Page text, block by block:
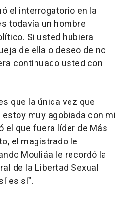
el interrogatorio en la
todavía un hombre
Si usted hubiera
de ella o deseo de no
continuado usted con
que la única vez que
estoy muy agobiada con mi
el que fuera líder de Más
el magistrado le
Mouliáa le recordó la
de la Libertad Sexual
es sí".